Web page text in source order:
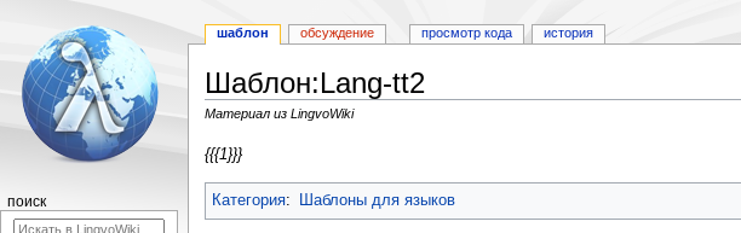
Шаблон:Lang-tt2
Материал из LingvoWiki
Перейти
навигации
Перейти
поиску
{{{1}}}
Категория: Шаблоны для языков
шаблон обсуждение просмотр кода история
поиск